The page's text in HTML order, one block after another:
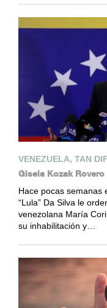
VENEZUELA, TAN
Gisela Kozak Rovero
Hace pocas semanas
“Lula” Da Silva le
venezolana María
su inhabilitación y…